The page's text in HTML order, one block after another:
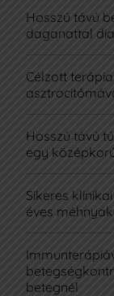
Hosszú távú
daganattal
Célzott
Hosszú távú
egy
Sikeres
éves
betegnél